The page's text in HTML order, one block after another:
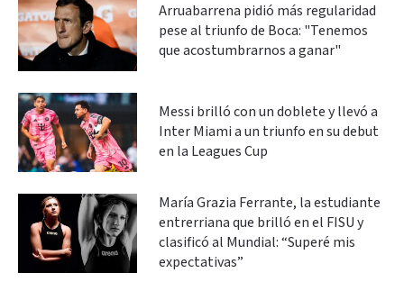
Arruabarrena pidió más regularidad
pese al triunfo de Boca: "Tenemos
que acostumbrarnos a ganar"
Messi brilló con un doblete y llevó a
Inter Miami a un triunfo en su debut
en la Leagues Cup
María Grazia Ferrante, la estudiante
entrerriana que brilló en el FISU y
clasificó al Mundial: “Superé mis
expectativas”